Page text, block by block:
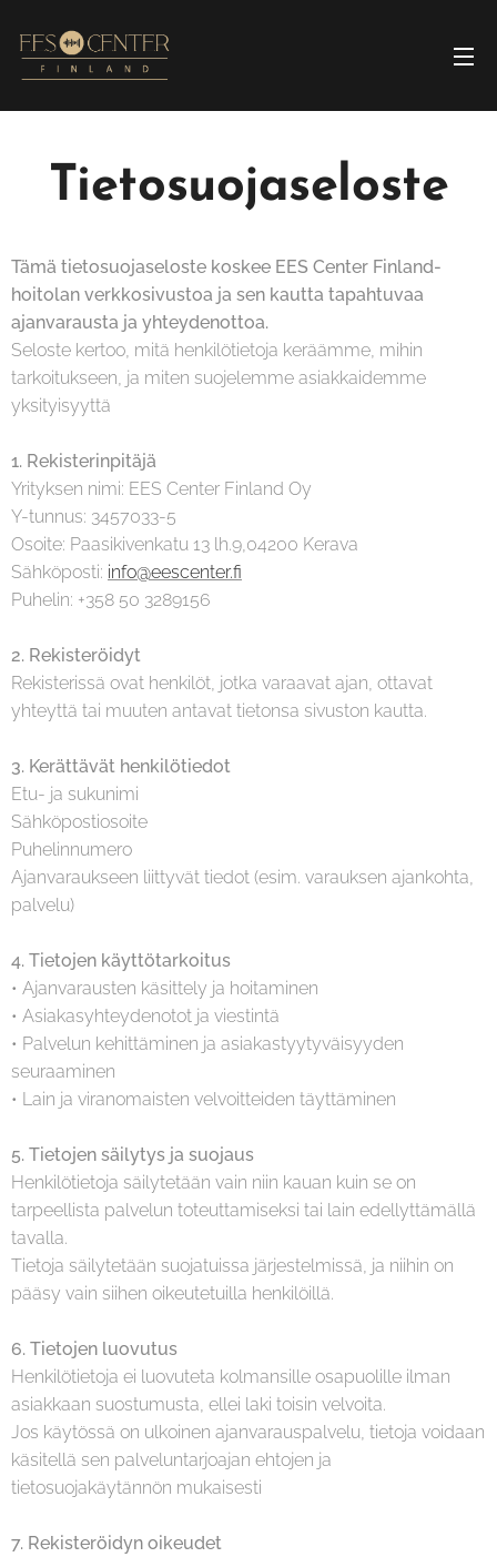
Tietosuojaseloste
Tämä tietosuojaseloste koskee EES Center Finland-
hoitolan verkkosivustoa ja sen kautta tapahtuvaa
ajanvarausta ja yhteydenottoa.
Seloste kertoo, mitä henkilötietoja keräämme, mihin
tarkoitukseen, ja miten suojelemme asiakkaidemme
yksityisyyttä
1. Rekisterinpitäjä
Yrityksen nimi: EES Center Finland Oy
Y-tunnus: 3457033-5
Osoite: Paasikivenkatu 13 lh.9,04200 Kerava
Sähköposti: info@eescenter.fi
Puhelin: +358 50 3289156
2. Rekisteröidyt
Rekisterissä ovat henkilöt, jotka varaavat ajan, ottavat
yhteyttä tai muuten antavat tietonsa sivuston kautta.
3. Kerättävät henkilötiedot
Etu- ja sukunimi
Sähköpostiosoite
Puhelinnumero
Ajanvaraukseen liittyvät tiedot (esim. varauksen ajankohta,
palvelu)
4. Tietojen käyttötarkoitus
• Ajanvarausten käsittely ja hoitaminen
• Asiakasyhteydenotot ja viestintä
• Palvelun kehittäminen ja asiakastyytyväisyyden
seuraaminen
• Lain ja viranomaisten velvoitteiden täyttäminen
5. Tietojen säilytys ja suojaus
Henkilötietoja säilytetään vain niin kauan kuin se on
tarpeellista palvelun toteuttamiseksi tai lain edellyttämällä
tavalla.
Tietoja säilytetään suojatuissa järjestelmissä, ja niihin on
pääsy vain siihen oikeutetuilla henkilöillä.
6. Tietojen luovutus
Henkilötietoja ei luovuteta kolmansille osapuolille ilman
asiakkaan suostumusta, ellei laki toisin velvoita.
Jos käytössä on ulkoinen ajanvarauspalvelu, tietoja voidaan
käsitellä sen palveluntarjoajan ehtojen ja
tietosuojakäytännön mukaisesti
7. Rekisteröidyn oikeudet